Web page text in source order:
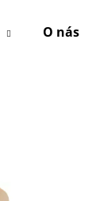
O nás